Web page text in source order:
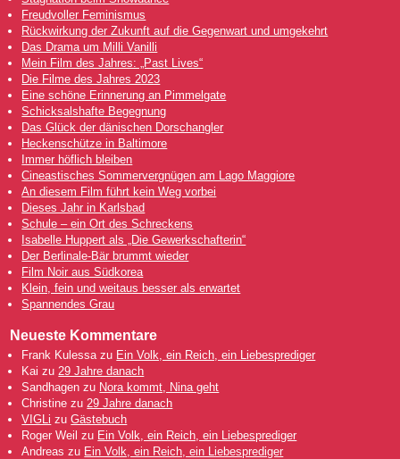
Freudvoller Feminismus
Rückwirkung der Zukunft auf die Gegenwart und umgekehrt
Das Drama um Milli Vanilli
Mein Film des Jahres: „Past Lives“
Die Filme des Jahres 2023
Eine schöne Erinnerung an Pimmelgate
Schicksalshafte Begegnung
Das Glück der dänischen Dorschangler
Heckenschütze in Baltimore
Immer höflich bleiben
Cineastisches Sommervergnügen am Lago Maggiore
An diesem Film führt kein Weg vorbei
Dieses Jahr in Karlsbad
Schule – ein Ort des Schreckens
Isabelle Huppert als „Die Gewerkschafterin“
Der Berlinale-Bär brummt wieder
Film Noir aus Südkorea
Klein, fein und weitaus besser als erwartet
Spannendes Grau
Neueste Kommentare
Frank Kulessa zu Ein Volk, ein Reich, ein Liebesprediger
Kai zu 29 Jahre danach
Sandhagen zu Nora kommt, Nina geht
Christine zu 29 Jahre danach
VIGLi zuGästebuch
Roger Weil zu Ein Volk, ein Reich, ein Liebesprediger
Andreas zu Ein Volk, ein Reich, ein Liebesprediger